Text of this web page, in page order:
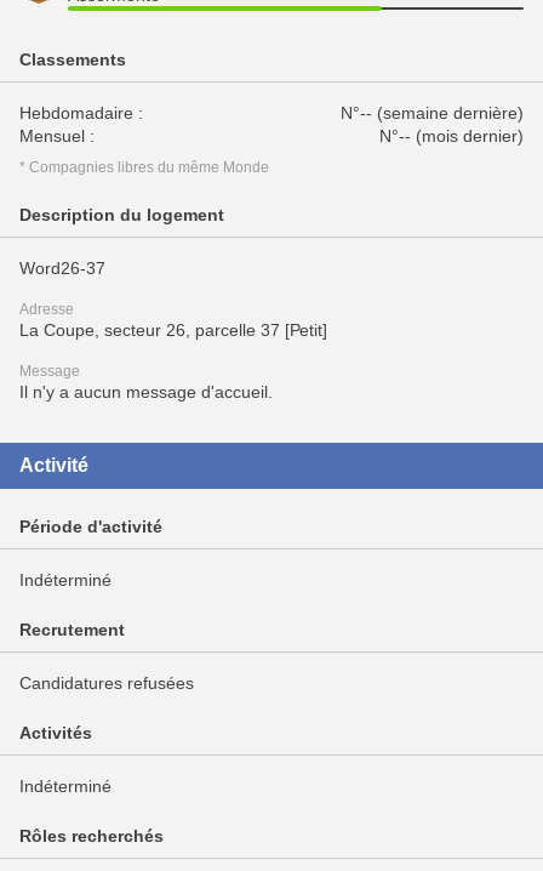
Classements
Hebdomadaire :
N°-- (semaine dernière)
Mensuel :
N°-- (mois dernier)
* Compagnies libres du même Monde
Description du logement
Word26-37
Adresse
La Coupe, secteur 26, parcelle 37 [Petit]
Message
Il n'y a aucun message d'accueil.
Activité
Période d'activité
Indéterminé
Recrutement
Candidatures refusées
Activités
Indéterminé
Rôles recherchés